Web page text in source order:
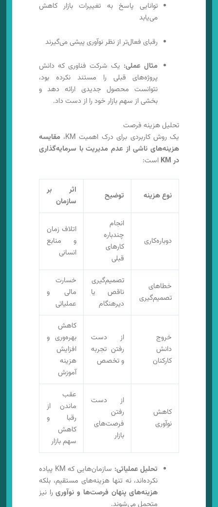
توانایی پاسخ به تغییرات بازار کاهش
می‌یابد
رقبای فعال‌تر از نظر نوآوری پیشی می‌گیرند
مثال عملی: یک شرکت فناوری که دانش
پروژه‌های قبلی را مستند نکرده بود،
نتوانست محصول جدیدی ارائه دهد و
بخشی از سهم بازار خود را از دست داد.
تحلیل هزینه فرصت
یک روش کاربردی برای درک اهمیت KM،
مقایسه
هزینه‌های ناشی از عدم مدیریت با سرمایه‌گذاری
در KM
است:
نوع هزینه توضیح
اثر بر
سازمان
دوباره‌کاری
انجام
چندباره
کارهای
قبلی
اتلاف زمان
و منابع
انسانی
خطاهای
تصمیم‌گیری
تصمیم‌گیری
ناقص یا
دیرهنگام
خسارت
مالی و
عملیاتی
خروج
دانش
کارکنان
از دست
رفتن تجربه
و تخصص
کاهش
بهره‌وری و
افزایش
هزینه
آموزش
کاهش
نوآوری
از دست
رفتن
فرصت‌های
بازار
عقب
ماندن از
رقبا و
کاهش
سهم بازار
تحلیل عملیاتی:
سازمان‌هایی که KM پیاده
نکرده‌اند، نه تنها هزینه‌های مستقیم، بلکه
هزینه‌های پنهان فرصت‌ها و نوآوریرا نیز
متحمل می‌شوند.